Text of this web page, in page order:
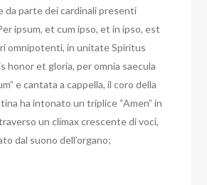
da parte dei cardinali presenti
ipsum, et cum ipso, et in ipso, est
omnipotenti, in unitate Spiritus
honor et gloria, per omnia saecula
e cantata a cappella, il coro della
ha intonato un triplice “Amen” in
un climax crescente di voci,
dal suono dell’organo;